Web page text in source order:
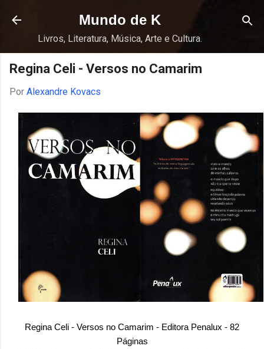
Pular para o conteúdo principal
Mundo de K
Livros, Literatura, Música, Arte e Cultura.
Regina Celi - Versos no Camarim
Por Alexandre Kovacs
Regina Celi - Versos no Camarim - Editora Penalux - 82
Páginas